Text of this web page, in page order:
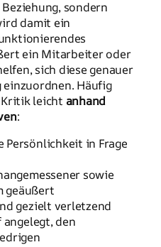
sondern
damit ein
ein Mitarbeiter oder
sich diese genauer
Häufig
leicht anhand
:
Persönlichkeit in Frage
sowie
geäußert
gezielt verletzend
den